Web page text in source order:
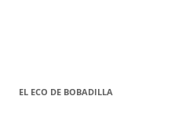
EL ECO DE BOBADILLA